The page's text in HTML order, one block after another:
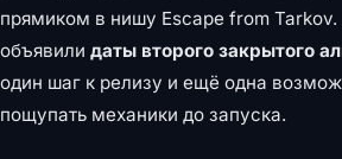
прямиком в нишу Escape from Tarkov.
объявили даты второго закрытого
один шаг к релизу и ещё одна
пощупать механики до запуска.